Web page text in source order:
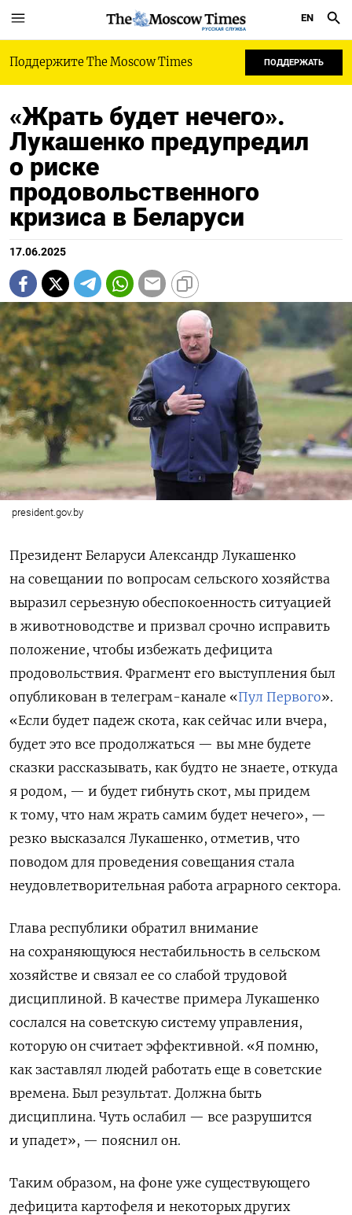
РУССКАЯ СЛУЖБА
EN
Поддержите The Moscow Times ПОДДЕРЖАТЬ
«Жрать будет нечего».
Лукашенко предупредил
о риске
продовольственного
кризиса в Беларуси
17.06.2025
president.gov.by
Президент Беларуси Александр Лукашенко
на совещании по вопросам сельского хозяйства
выразил серьезную обеспокоенность ситуацией
в животноводстве и призвал срочно исправить
положение, чтобы избежать дефицита
продовольствия. Фрагмент его выступления был
опубликован в телеграм-канале «Пул Первого».
«Если будет падеж скота, как сейчас или вчера,
будет это все продолжаться — вы мне будете
сказки рассказывать, как будто не знаете, откуда
я родом, — и будет гибнуть скот, мы придем
к тому, что нам жрать самим будет нечего», —
резко высказался Лукашенко, отметив, что
поводом для проведения совещания стала
неудовлетворительная работа аграрного сектора.
Глава республики обратил внимание
на сохраняющуюся нестабильность в сельском
хозяйстве и связал ее со слабой трудовой
дисциплиной. В качестве примера Лукашенко
сослался на советскую систему управления,
которую он считает эффективной. «Я помню,
как заставлял людей работать еще в советские
времена. Был результат. Должна быть
дисциплина. Чуть ослабил — все разрушится
и упадет», — пояснил он.
Таким образом, на фоне уже существующего
дефицита картофеля и некоторых других